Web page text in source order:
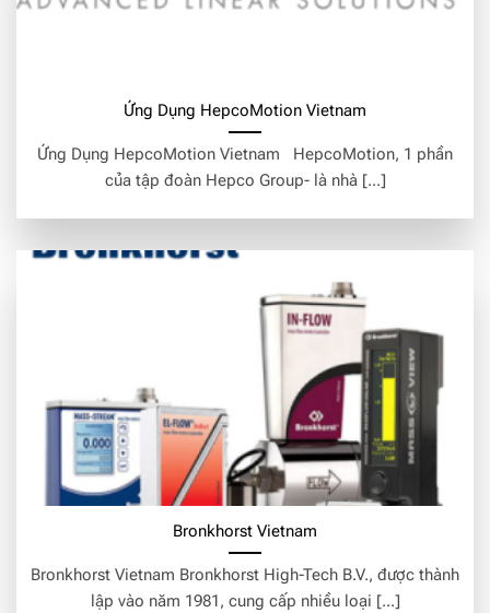
Ứng Dụng HepcoMotion Vietnam
Ứng Dụng HepcoMotion Vietnam HepcoMotion, 1 phần
của tập đoàn Hepco Group- là nhà [...]
Bronkhorst Vietnam
Bronkhorst Vietnam Bronkhorst High-Tech B.V., được thành
lập vào năm 1981, cung cấp nhiều loại [...]